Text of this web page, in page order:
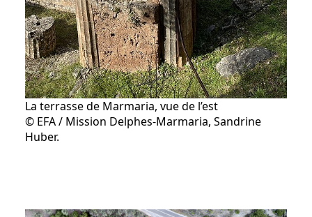
La terrasse de Marmaria, vue de l’est
© EFA / Mission Delphes-Marmaria, Sandrine
Huber.